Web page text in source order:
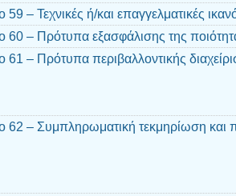
– Τεχνικές ή/και επαγγελματικές
60 – Πρότυπα εξασφάλισης της
61 – Πρότυπα περιβαλλοντικής
62 – Συμπληρωματική τεκμηρίωση και